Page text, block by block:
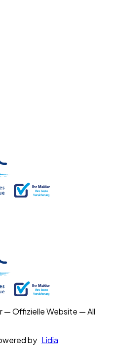
— Offizielle Website — All
by Lidia